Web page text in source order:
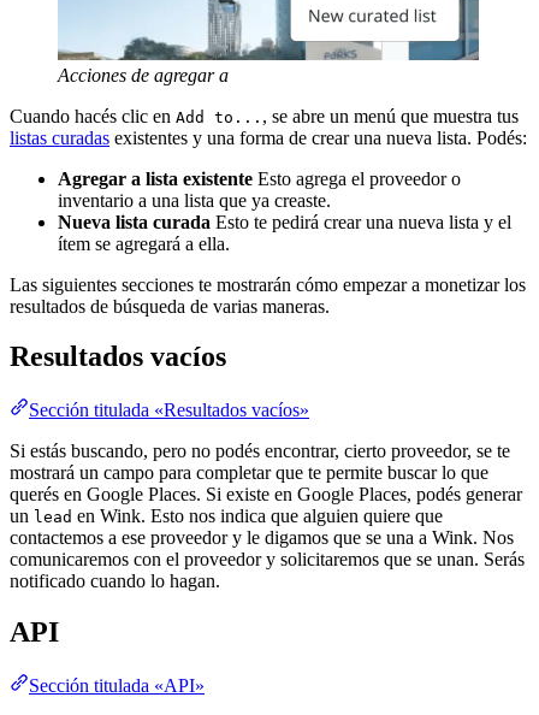
Acciones de agregar a
Cuando hacés clic en Add to... , se abre un menú que muestra tus
listas curadas existentes y una forma de crear una nueva lista. Podés:
Agregar a lista existente Esto agrega el proveedor o
inventario a una lista que ya creaste.
Nueva lista curada Esto te pedirá crear una nueva lista y el
ítem se agregará a ella.
Las siguientes secciones te mostrarán cómo empezar a monetizar los
resultados de búsqueda de varias maneras.
Resultados vacíos
Sección titulada «Resultados vacíos»
Si estás buscando, pero no podés encontrar, cierto proveedor, se te
mostrará un campo para completar que te permite buscar lo que
querés en Google Places. Si existe en Google Places, podés generar
un lead en Wink. Esto nos indica que alguien quiere que
contactemos a ese proveedor y le digamos que se una a Wink. Nos
comunicaremos con el proveedor y solicitaremos que se unan. Serás
notificado cuando lo hagan.
API
Sección titulada «API»